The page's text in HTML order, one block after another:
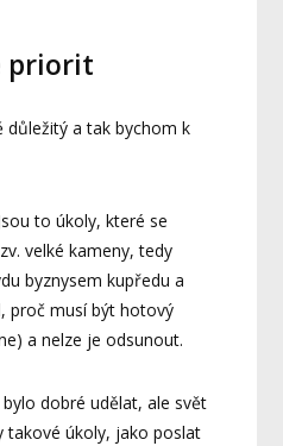
priorit
důležitý a tak bychom k
to úkoly, které se
velké kameny, tedy
byznysem kupředu a
proč musí být hotový
a nelze je odsunout.
dobré udělat, ale svět
takové úkoly, jako poslat